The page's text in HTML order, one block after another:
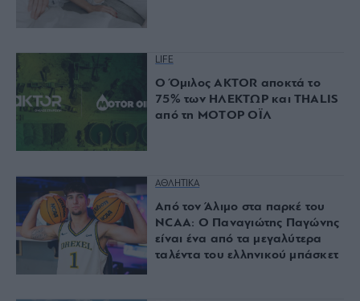
LIFE
Ο Όμιλος AKTOR αποκτά το
75% των ΗΛΕΚΤΩΡ και THALIS
από τη ΜΟΤΟΡ ΟΪΛ
ΑΘΛΗΤΙΚΑ
Από τον Άλιμο στα παρκέ του
NCAA: Ο Παναγιώτης Παγώνης
είναι ένα από τα μεγαλύτερα
ταλέντα του ελληνικού μπάσκετ